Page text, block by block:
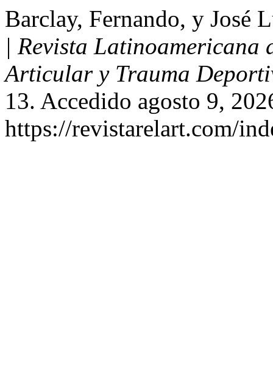
Barclay, Fernando, y José
| Revista Latinoamericana
Articular y Trauma
13. Accedido agosto 9,
https://revistarelart.com/